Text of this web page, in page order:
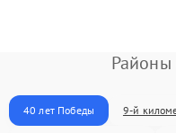
Районы
40 лет Победы 9-й